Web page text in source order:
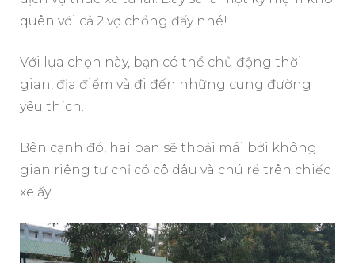
quên với cả 2 vợ chồng đấy nhé!
Với lựa chọn này, bạn có thể chủ động thời
gian, địa điểm và đi đến những cung đường
yêu thích.
Bên cạnh đó, hai bạn sẽ thoải mái bởi không
gian riêng tư chỉ có cô dâu và chú rể trên chiếc
xe ấy.